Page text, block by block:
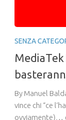
SENZA
By Manuel
vince chi “ce
ovviamente)…